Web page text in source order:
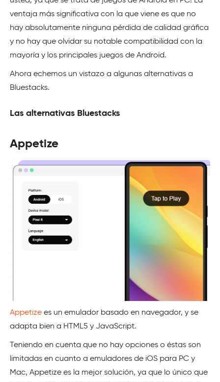
ventaja más significativa con la que viene es que no
hay absolutamente ninguna pérdida de calidad gráfica
y no hay que olvidar su notable compatibilidad con la
mayoría y los principales juegos de Android.
Ahora echemos un vistazo a algunas alternativas a
Bluestacks.
Las alternativas Bluestacks
Appetize
Appetize es un emulador basado en navegador, y se
adapta bien a HTML5 y JavaScript.
Teniendo en cuenta que no hay opciones o éstas son
limitadas en cuanto a emuladores de iOS para PC y
Mac, Appetize es la mejor solución, ya que lo único que